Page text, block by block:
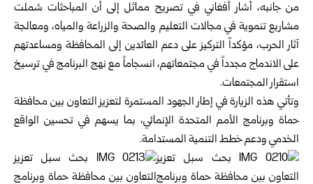
من جانبه، أشار أفغاني في تصريح مماثل إلى أن المباحثات شملت
مشاريع تنموية في مجالات التعليم والصحة والزراعة والمياه، ومعالجة
آثار الحرب، مؤكداً التركيز على دعم العائدين إلى المحافظة ومساعدتهم
على الاندماج مجدداً في مجتمعاتهم، انسجاماً مع نهج البرنامج في ترسيخ
استقرار المجتمعات.
وتأتي هذه الزيارة في إطار الجهود المستمرة لتعزيز التعاون بين محافظة
حماة وبرنامج الأمم المتحدة الإنمائي، بما يسهم في تحسين الواقع
الخدمي ودعم خطط التنمية المستدامة.